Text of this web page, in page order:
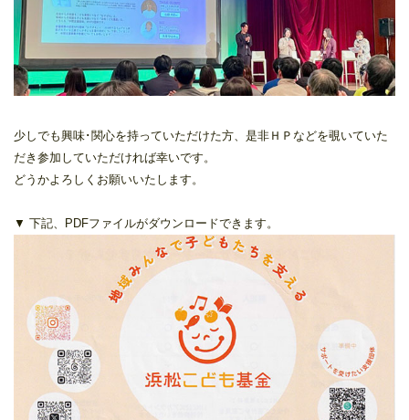
少しでも興味･関心を持っていただけた方、是非ＨＰなどを覗いていた
だき参加していただければ幸いです。
どうかよろしくお願いいたします。
▼ 下記、PDFファイルがダウンロードできます。